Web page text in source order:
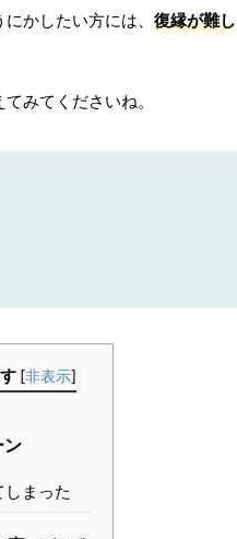
かしたい方には、 復縁が難し
みてくださいね。
[非表示]
ン
まった